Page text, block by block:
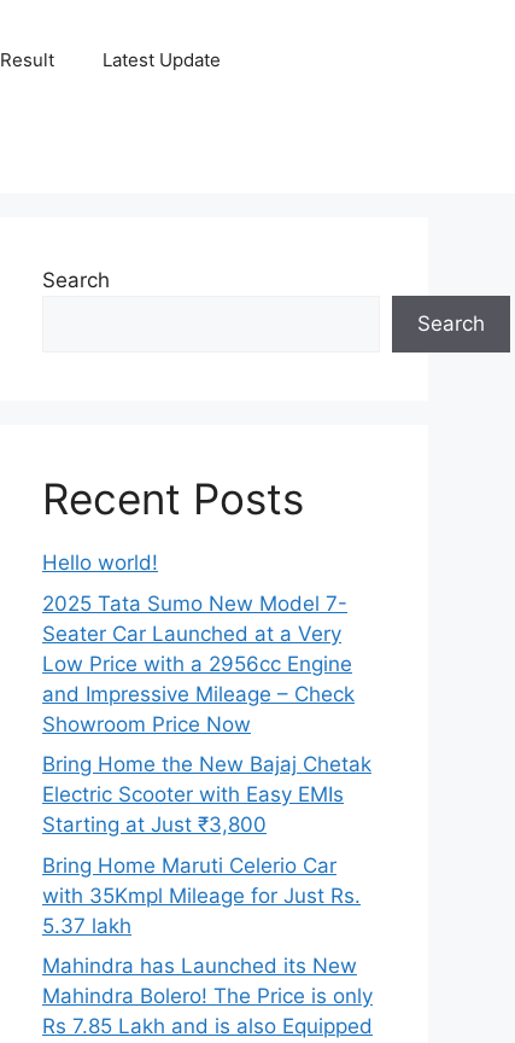
Result Latest Update
Search
Search
Recent Posts
Hello world!
2025 Tata Sumo New Model 7-
Seater Car Launched at a Very
Low Price with a 2956cc Engine
and Impressive Mileage – Check
Showroom Price Now
Bring Home the New Bajaj Chetak
Electric Scooter with Easy EMIs
Starting at Just ₹3,800
Bring Home Maruti Celerio Car
with 35Kmpl Mileage for Just Rs.
5.37 lakh
Mahindra has Launched its New
Mahindra Bolero! The Price is only
Rs 7.85 Lakh and is also Equipped